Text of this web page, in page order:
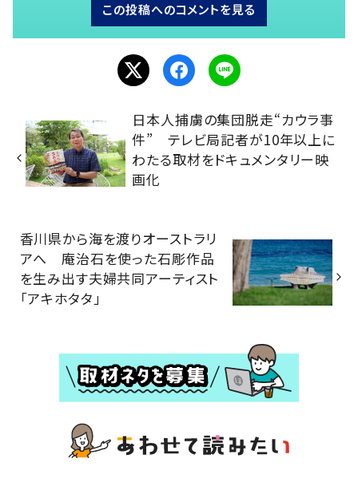
この投稿へのコメントを見る
日本人捕虜の集団脱走“カウラ事
件” テレビ局記者が10年以上に
わたる取材をドキュメンタリー映
画化
香川県から海を渡りオーストラリ
アへ 庵治石を使った石彫作品
を生み出す夫婦共同アーティスト
「アキホタタ」